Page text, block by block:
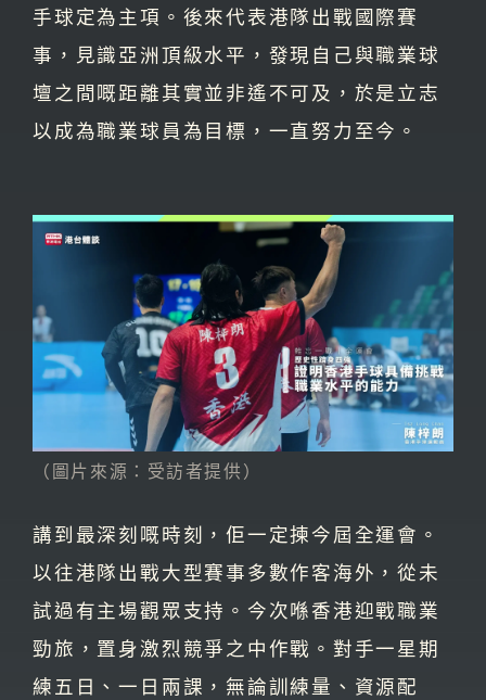
手球定為主項。後來代表港隊出戰國際賽
事，見識亞洲頂級水平，發現自己與職業球
壇之間嘅距離其實並非遙不可及，於是立志
以成為職業球員為目標，一直努力至今。
（圖片來源：受訪者提供）
講到最深刻嘅時刻，佢一定揀今屆全運會。
以往港隊出戰大型賽事多數作客海外，從未
試過有主場觀眾支持。今次喺香港迎戰職業
勁旅，置身激烈競爭之中作戰。對手一星期
練五日、一日兩課，無論訓練量、資源配